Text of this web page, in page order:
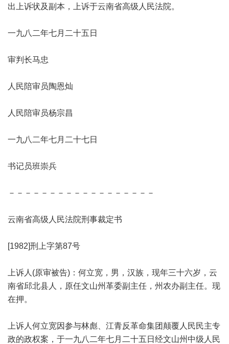
出上诉状及副本，上诉于云南省高级人民法院。
一九八二年七月二十五日
审判长马忠
人民陪审员陶恩灿
人民陪审员杨宗昌
一九八二年七月二十七日
书记员班崇兵
－－－－－－－－－－－－－－－－－－
云南省高级人民法院刑事裁定书
[1982]刑上字第87号
上诉人(原审被告)：何立宽，男，汉族，现年三十六岁，云
南省邱北县人，原任文山州革委副主任，州农办副主任。现
在押。
上诉人何立宽因参与林彪、江青反革命集团颠覆人民民主专
政的政权案，于一九八二年七月二十五日经文山州中级人民